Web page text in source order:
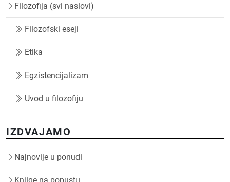
Filozofija (svi naslovi)
Filozofski eseji
Etika
Egzistencijalizam
Uvod u filozofiju
IZDVAJAMO
Najnovije u ponudi